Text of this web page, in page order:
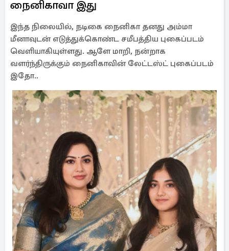
நைனிகாவா இது
இந்த நிலையில், நடிகை நைனிகா தனது அம்மா
மீனாவுடன் எடுத்துக்கொண்ட சமீபத்திய புகைப்படம்
வெளியாகியுள்ளது. ஆளே மாறி, நன்றாக
வளர்ந்திருக்கும் நைனிகாவின் லேட்டஸ்ட் புகைப்படம்
இதோ..